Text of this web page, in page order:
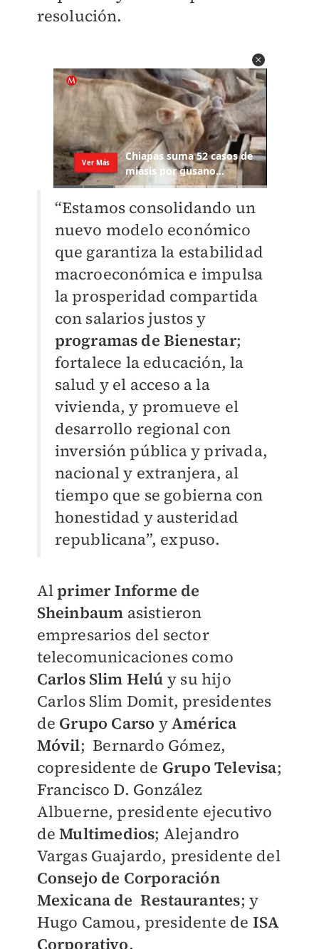
resolución.
“Estamos consolidando un
nuevo modelo económico
que garantiza la estabilidad
macroeconómica e impulsa
la prosperidad compartida
con salarios justos y
programas de Bienestar;
fortalece la educación, la
salud y el acceso a la
vivienda, y promueve el
desarrollo regional con
inversión pública y privada,
nacional y extranjera, al
tiempo que se gobierna con
honestidad y austeridad
republicana”, expuso.
Alprimer Informe de
Sheinbaum asistieron
empresarios del sector
telecomunicaciones como
Carlos Slim Helú y su hijo
Carlos Slim Domit, presidentes
de Grupo Carso yAmérica
Móvil; Bernardo Gómez,
copresidente de Grupo Televisa;
Francisco D. González
Albuerne, presidente ejecutivo
deMultimedios; Alejandro
Vargas Guajardo, presidente del
Consejo de Corporación
Mexicana de Restaurantes; y
Hugo Camou, presidente de ISA
Corporativo.